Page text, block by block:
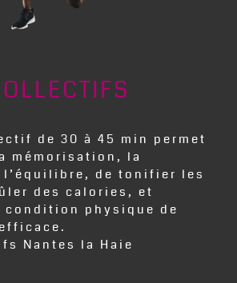
de 30 à 45 min permet
mémorisation, la
de tonifier les
des calories, et
condition physique de
Nantes la Haie